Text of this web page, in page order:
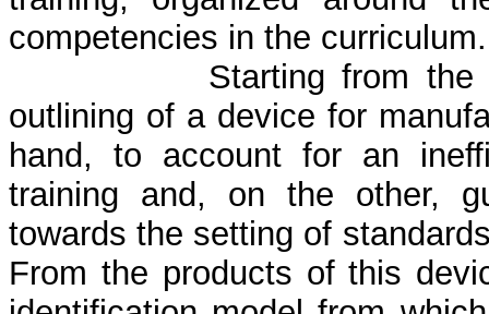
competencies in the curriculum.
Starting from the
outlining of a device for
hand, to account for an
training and, on the other,
towards the setting of
From the products of this